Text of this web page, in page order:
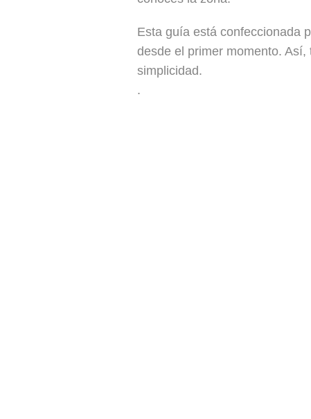
Esta guía está confeccionada
desde el primer momento.
simplicidad.
.